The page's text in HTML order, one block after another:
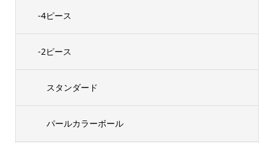
-4ピース
-2ピース
スタンダード
パールカラーボール